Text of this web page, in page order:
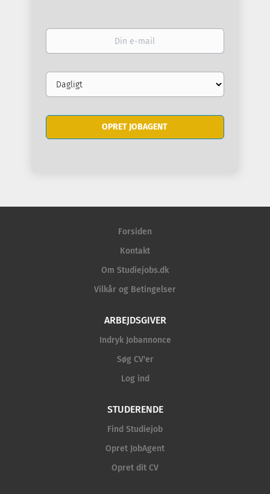
Din
Email
frequency
Forsiden
Kontakt
Om Studiejobs.dk
Vilkår og Betingelser
ARBEJDSGIVER
Indryk Jobannonce
Søg CV'er
Log ind
STUDERENDE
Find Studiejob
Opret JobAgent
Opret dit CV